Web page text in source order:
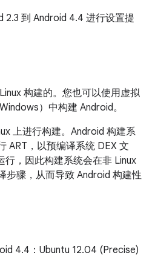
2.3 到 Android 4.4 进行设置提
构建的。您也可以使用虚拟
）中构建 Android。
上进行构建。Android 构建系
ART，以预编译系统 DEX 文
行，因此构建系统会在非 Linux
步骤，从而导致 Android 构建性
4.4：Ubuntu 12.04 (Precise)